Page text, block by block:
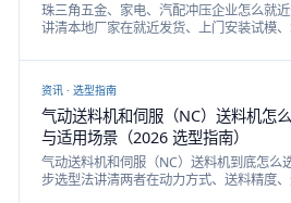
珠三角五金、家电、汽配冲压企业怎么就
讲清本地厂家在就近发货、上门安装试模
出口供货能力与联系方式。
资讯 ·选型指南
气动送料机和伺服（NC）送料机怎
与适用场景（2026 选型指南）
气动送料机和伺服（NC）送料机到底怎么
步选型法讲清两者在动力方式、送料精度